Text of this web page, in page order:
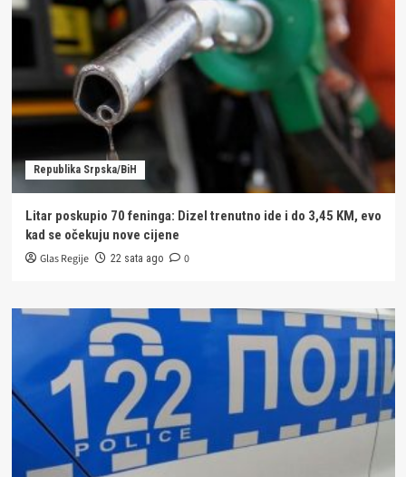
Republika Srpska/BiH
Litar poskupio 70 feninga: Dizel trenutno ide i do 3,45 KM, evo
kad se očekuju nove cijene
Glas Regije 22 sata ago 0